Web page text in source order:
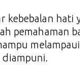
kebebalan hati
pemahaman